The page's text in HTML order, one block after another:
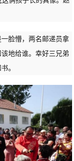
脸懵，两名邮递员拿
地给谁。幸好三兄弟
。